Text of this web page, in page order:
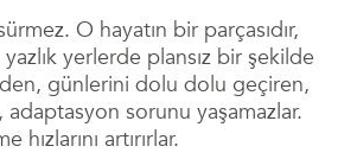
O hayatın bir parçasıdır,
yerlerde plansız bir şekilde
günlerini dolu dolu geçiren,
sorunu yaşamazlar.
artırırlar.